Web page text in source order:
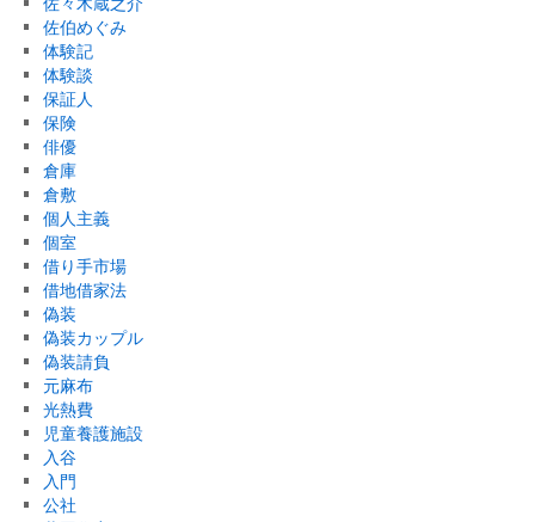
佐伯めぐみ
体験記
体験談
保証人
保険
俳優
倉庫
倉敷
個人主義
個室
借り手市場
借地借家法
偽装
偽装カップル
偽装請負
元麻布
光熱費
児童養護施設
入谷
入門
公社